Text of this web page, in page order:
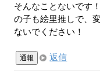
そんなことないです
の子も絵里推しで、
ないでください！
通報 返信